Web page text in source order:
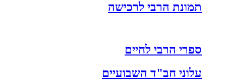
תמונת הרבי לרכישה
ספרי הרבי לחיים
עלוני חב"ד השבועיים